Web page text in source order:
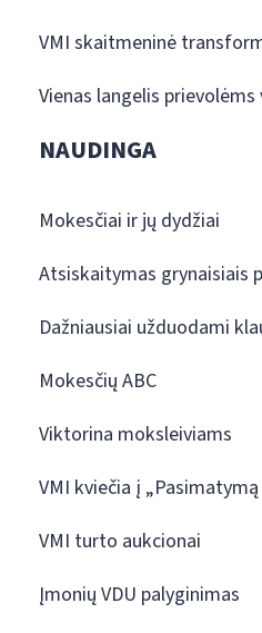
VMI skaitmeninė
Vienas langelis
NAUDINGA
Mokesčiai ir jų dydžiai
Atsiskaitymas grynaisiais
Dažniausiai užduodami
Mokesčių ABC
Viktorina moksleiviams
VMI kviečia į
VMI turto aukcionai
Įmonių VDU palyginimas